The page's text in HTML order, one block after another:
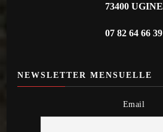
73400 UGINE
07 82 64 66 39
NEWSLETTER MENSUELLE
Email